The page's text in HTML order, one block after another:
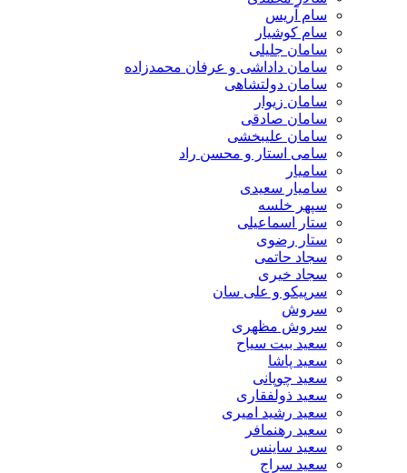
سام آریس
سام کوشیار
سامان جلیلی
سامان داداشی و عرفان محمدزاده
سامان دولتشاهی
سامان زیوار
سامان صادقی
سامان علیبخشی
سامی استار و محسن راد
سامیار
سامیار سعیدی
سپهر خلسه
ستار اسماعیلی
ستار رضوی
سجاد حاتمی
سجاد خیری
سرپیکو و علی سان
سروش
سروش مظهری
سعید بیت سیاح
سعید پاشا
سعید چوپانی
سعید ذولفقاری
سعید رشید امیری
سعید رهنمافر
سعید ساینس
سعید سراج